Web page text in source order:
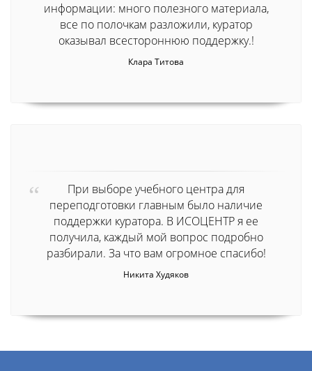
информации: много полезного материала,
все по полочкам разложили, куратор
оказывал всестороннюю поддержку.!
Клара Титова
При выборе учебного центра для
переподготовки главным было наличие
поддержки куратора. В ИСОЦЕНТР я ее
получила, каждый мой вопрос подробно
разбирали. За что вам огромное спасибо!
Никита Худяков